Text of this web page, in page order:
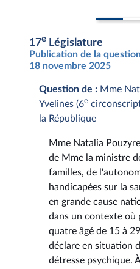
17e Législature
Publication de la
18 novembre 2025
Question de : Mme
Yvelines (6e
la République
Mme Natalia
de Mme la ministre
familles, de
handicapées sur la
en grande cause
dans un contexte où
quatre âgé de 15 à
déclare en situation
détresse psychique.